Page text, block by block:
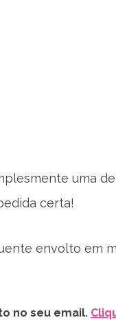
uma
certa!
envolto em
no seu email.